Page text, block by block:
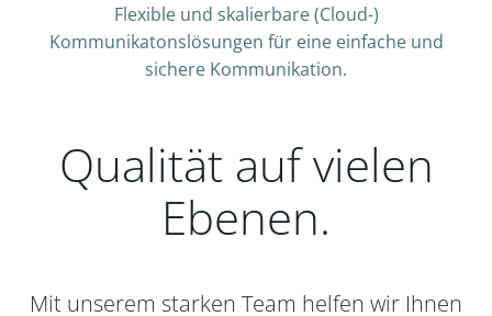
Flexible und skalierbare (Cloud-)
Kommunikatonslösungen für eine einfache und
sichere Kommunikation.
Qualität auf vielen
Ebenen.
Mit unserem starken Team helfen wir Ihnen